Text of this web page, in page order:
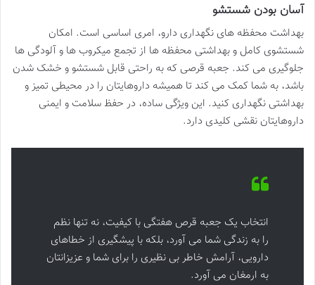
آسان بودن شستشو
بهداشت محفظه های نگهداری دارو، امری اساسی است. امکان
شستشوی کامل و بهداشتی محفظه ها از تجمع میکروب ها و آلودگی ها
جلوگیری می کند. جعبه قرصی که به راحتی قابل شستشو و خشک شدن
باشد، به شما کمک می کند تا همیشه داروهایتان را در محیطی تمیز و
بهداشتی نگهداری کنید. این ویژگی ساده، در حفظ سلامت و ایمنی
داروهایتان نقشی کلیدی دارد.
انتخاب یک جعبه قرص هفتگی با کیفیت، نه تنها نظم
را به زندگی شما می آورد، بلکه با پیشگیری از خطاهای
دارویی، آرامش خاطر بی نظیری را برای شما و عزیزانتان
به ارمغان می آورد.